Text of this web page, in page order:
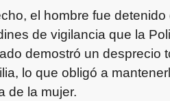
el hombre fue
de vigilancia que la
demostró un desprecio
lo que obligó a
de la mujer.